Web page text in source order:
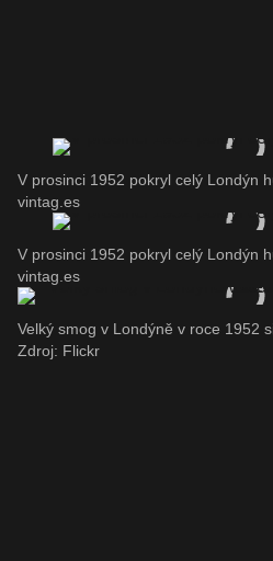
V prosinci 1952 pokryl celý Londýn
vintag.es
V prosinci 1952 pokryl celý Londýn
vintag.es
Velký smog v Londýně v roce 1952
Zdroj: Flickr